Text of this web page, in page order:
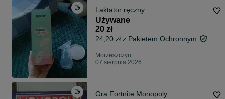
Laktator ręczny.
Używane
20 zł
24,20 zł z Pakietem Ochronnym
Morzeszczyn
07 sierpnia 2026
Gra Fortnite Monopoly